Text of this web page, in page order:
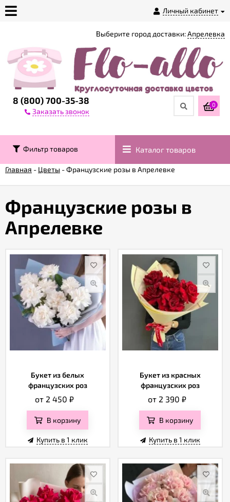
Личный кабинет
магазине
Доставка
Контакты
Гарантии
Акции
Как
оформить
заказ
ответ
Публичная
оферта
Политика
Отзывы
8 (800) 700-35-38
Заказать звонок
Выберите город доставки:Апрелевка
0
Фильтр товаров Каталог товаров
Главная - Цветы -Французские розы в Апрелевке
Французские розы в
Апрелевке
Букет из белых
французских роз
от 2 450₽
В корзину
Купить в 1 клик
Букет из красных
французских роз
от 2 390 ₽
В корзину
Купить в 1 клик